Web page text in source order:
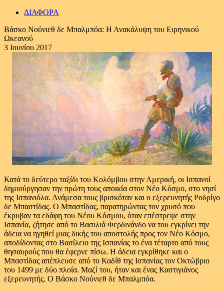
ΔΙΑΦΟΡΑ
Βάσκο Νούνιεθ δε Μπαλμπόα: Η Ανακάλυψη του Ειρηνικού
Ωκεανού
3 Ιουνίου 2017
Κατά το δεύτερο ταξίδι του Κολόμβου στην Αμερική, οι Ισπανοί
δημιούργησαν την πρώτη τους αποικία στον Νέο Κόσμο, στο νησί
της Ισπανιόλα. Ανάμεσα τους βρισκόταν και ο εξερευνητής Ροδρίγο
δε Μπαστίδας. Ο Μπαστίδας, παρατηρώντας τον χρυσό που
έκρυβαν τα εδάφη του Νέου Κόσμου, όταν επέστρεψε στην
Ισπανία, ζήτησε από το Βασιλιά Φερδινάνδο να του εγκρίνει την
άδεια να ηγηθεί μιας δικής του αποστολής προς τον Νέο Κόσμο,
αποδίδοντας στο Βασίλειο της Ισπανίας το ένα τέταρτο από τους
θησαυρούς που θα έφερνε πίσω. Η άδεια εγκρίθηκε και ο
Μπαστίδας απέπλευσε από το Καδίθ της Ισπανίας τον Οκτώβριο
του 1499 με δύο πλοία. Μαζί του, ήταν και ένας Καστιγιάνος
εξερευνητής. Ο Βάσκο Νούνιεθ δε Μπαλμπόα.